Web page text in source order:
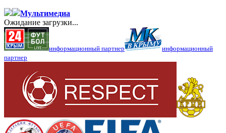
Мультимедиа
Ожидание загрузки...
информационный партнер
информационный
партнер